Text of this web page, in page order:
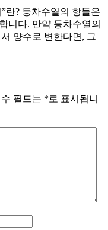
란? 등차수열의 항들은
니다. 만약 등차수열의
양수로 변한다면, 그
필드는 *로 표시됩니